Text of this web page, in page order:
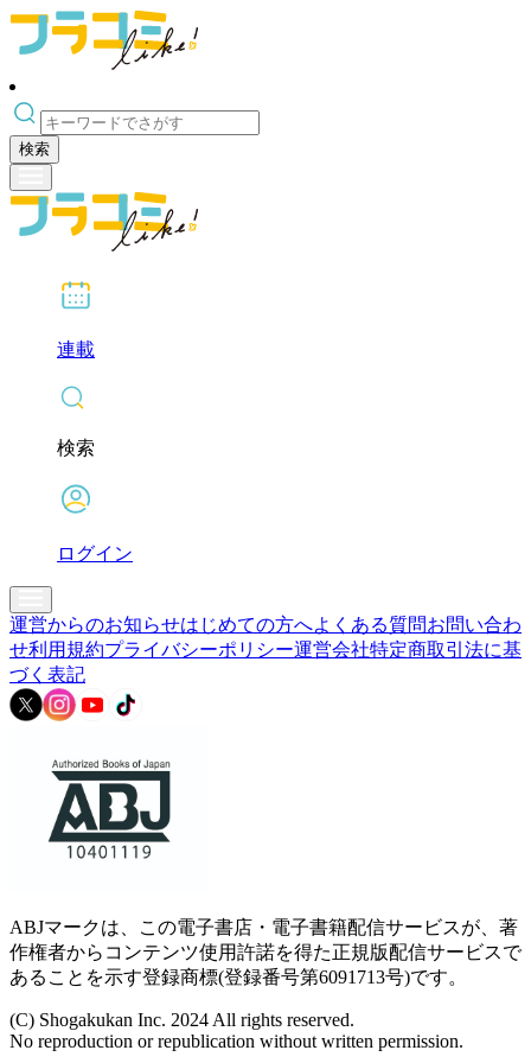
検索
連載
検索
ログイン
運営からのお知らせはじめての方へよくある質問お問い合わ
せ利用規約プライバシーポリシー運営会社特定商取引法に基
づく表記
ABJマークは、この電子書店・電子書籍配信サービスが、著
作権者からコンテンツ使用許諾を得た正規版配信サービスで
あることを示す登録商標(登録番号第6091713号)です。
(C) Shogakukan Inc. 2024 All rights reserved.
No reproduction or republication without written permission.